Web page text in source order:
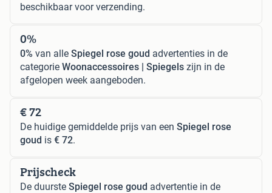
beschikbaar voor verzending.
0%
0% van alle Spiegel rose goud advertenties in de
categorie Woonaccessoires | Spiegels zijn in de
afgelopen week aangeboden.
€ 72
De huidige gemiddelde prijs van een Spiegel rose
goud is € 72.
Prijscheck
De duurste Spiegel rose goud advertentie in de